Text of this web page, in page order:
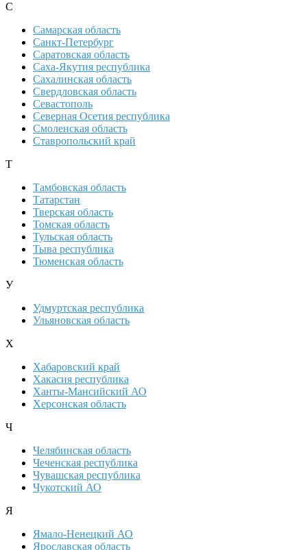
С
Самарская область
Санкт-Петербург
Саратовская область
Саха-Якутия республика
Сахалинская область
Свердловская область
Севастополь
Северная Осетия республика
Смоленская область
Ставропольский край
Т
Тамбовская область
Татарстан
Тверская область
Томская область
Тульская область
Тыва республика
Тюменская область
У
Удмуртская республика
Ульяновская область
Х
Хабаровский край
Хакасия республика
Ханты-Мансийский АО
Херсонская область
Ч
Челябинская область
Чеченская республика
Чувашская республика
Чукотский АО
Я
Ямало-Ненецкий АО
Ярославская область